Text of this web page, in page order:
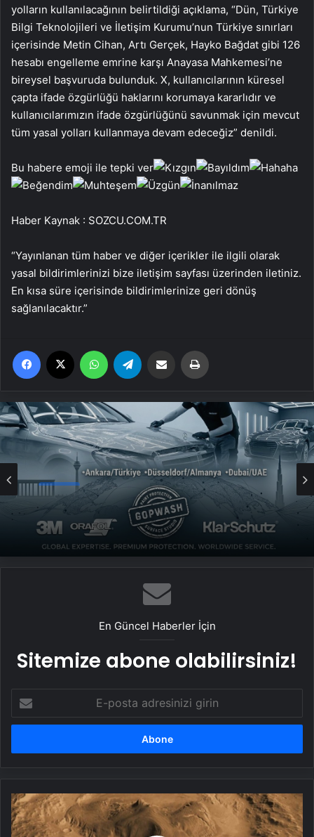
yolların kullanılacağının belirtildiği açıklama, “Dün, Türkiye
Bilgi Teknolojileri ve İletişim Kurumu’nun Türkiye sınırları
içerisinde Metin Cihan, Artı Gerçek, Hayko Bağdat gibi 126
hesabı engelleme emrine karşı Anayasa Mahkemesi’ne
bireysel başvuruda bulunduk. X, kullanıcılarının küresel
çapta ifade özgürlüğü haklarını korumaya kararlıdır ve
kullanıcılarımızın ifade özgürlüğünü savunmak için mevcut
tüm yasal yolları kullanmaya devam edeceğiz” denildi.
Bu habere emoji ile tepki ver
Haber Kaynak : SOZCU.COM.TR
“Yayınlanan tüm haber ve diğer içerikler ile ilgili olarak
yasal bildirimlerinizi bize iletişim sayfası üzerinden iletiniz.
En kısa süre içerisinde bildirimlerinize geri dönüş
sağlanılacaktır.”
Facebook WhatsApp Email'den paylaş
Genel
Reklam Ajansı, SEO Ajansı ve Web
UETDS Nedir ? Uetds.com İle Akıllı Dijital
Taşımacılık Yazılımı
En Güncel Haberler İçin
Sitemize abone olabilirsiniz!
posta
adresinizi
Yaşamın
izleri...
Mars'taki